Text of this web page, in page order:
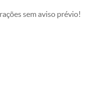
sem aviso prévio!